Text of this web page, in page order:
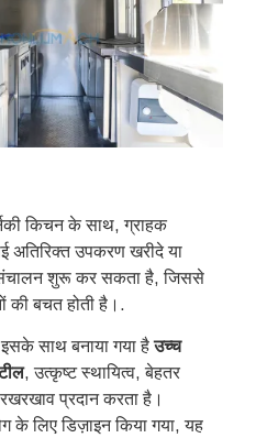
किचन के साथ, ग्राहक
अतिरिक्त उपकरण खरीदे या
शुरू कर सकता है, जिससे
की बचत होती है।.
साथ बनाया गया हैउच्च
, उत्कृष्ट स्थायित्व, बेहतर
प्रदान करता है।
के लिए डिज़ाइन किया गया, यह